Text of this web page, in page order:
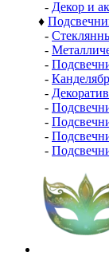
- Декор и
♦
-
-
-
-
-
-
-
-
-